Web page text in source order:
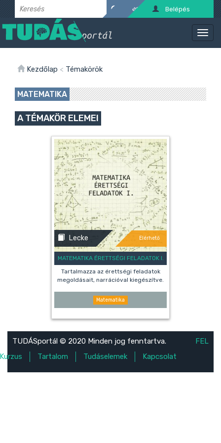
Belépés
Kezdőlap < Témakörök
MATEMATIKA
A TÉMAKÖR ELEMEI
Lecke Elérhető
MATEMATIKA ÉRETTSÉGI FELADATOK I.
Tartalmazza az érettségi feladatok
megoldásait, narrációval kiegészítve.
Matematika
FEL
Kurzus
Tartalom Tudáselemek Kapcsolat
TUDÁSportál © 2020 Minden jog fenntartva.